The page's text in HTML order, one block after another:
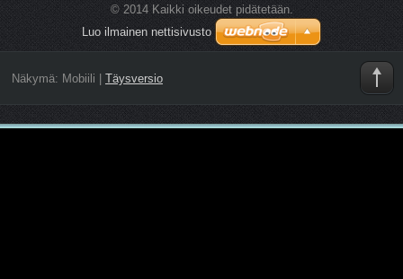
© 2014 Kaikki oikeudet pidätetään.
Luo ilmainen nettisivusto
Näkymä: Mobiili Täysversio